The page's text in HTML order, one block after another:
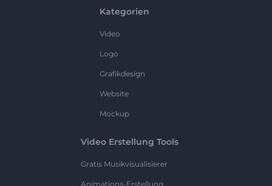
Kategorien
Video
Logo
Grafikdesign
Website
Mockup
Video Erstellung Tools
Gratis Musikvisualisierer
Animations-Erstellung